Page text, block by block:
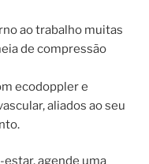
ao trabalho muitas
de compressão
ecodoppler e
aliados ao seu
agende uma